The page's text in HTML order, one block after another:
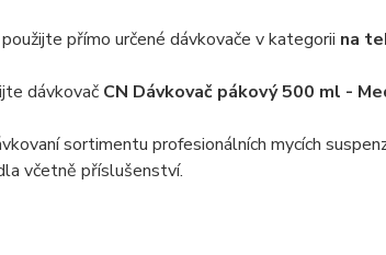
přímo určené dávkovače v kategorii na
dávkovač CN Dávkovač pákový 500 ml -
sortimentu profesionálních mycích
včetně příslušenství.